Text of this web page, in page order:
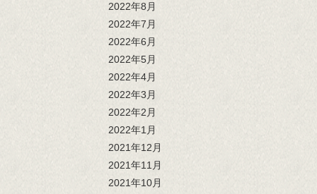
2022年8月
2022年7月
2022年6月
2022年5月
2022年4月
2022年3月
2022年2月
2022年1月
2021年12月
2021年11月
2021年10月